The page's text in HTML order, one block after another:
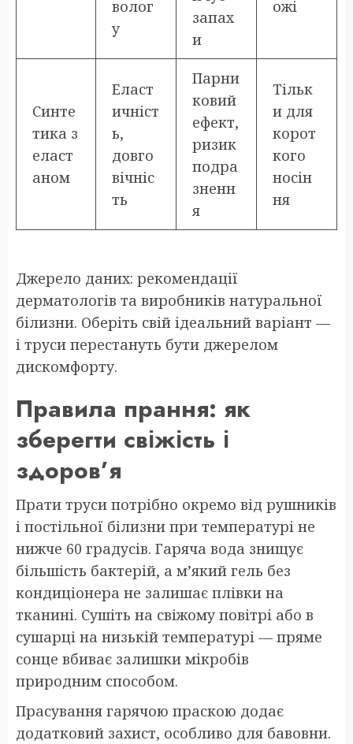
волог
у
запах
и
ожі
Синте
тика з
еласт
аном
Еласт
ичніст
ь,
довго
вічніс
ть
Парни
ковий
ефект,
ризик
подра
зненн
я
Тільк
и для
корот
кого
носін
ня
Джерело даних: рекомендації
дерматологів та виробників натуральної
білизни. Оберіть свій ідеальний варіант —
і труси перестануть бути джерелом
дискомфорту.
Правила прання: як
зберегти свіжість і
здоров’я
Прати труси потрібно окремо від рушників
і постільної білизни при температурі не
нижче 60 градусів. Гаряча вода знищує
більшість бактерій, а м’який гель без
кондиціонера не залишає плівки на
тканині. Сушіть на свіжому повітрі або в
сушарці на низькій температурі — пряме
сонце вбиває залишки мікробів
природним способом.
Прасування гарячою праскою додає
додатковий захист, особливо для бавовни.